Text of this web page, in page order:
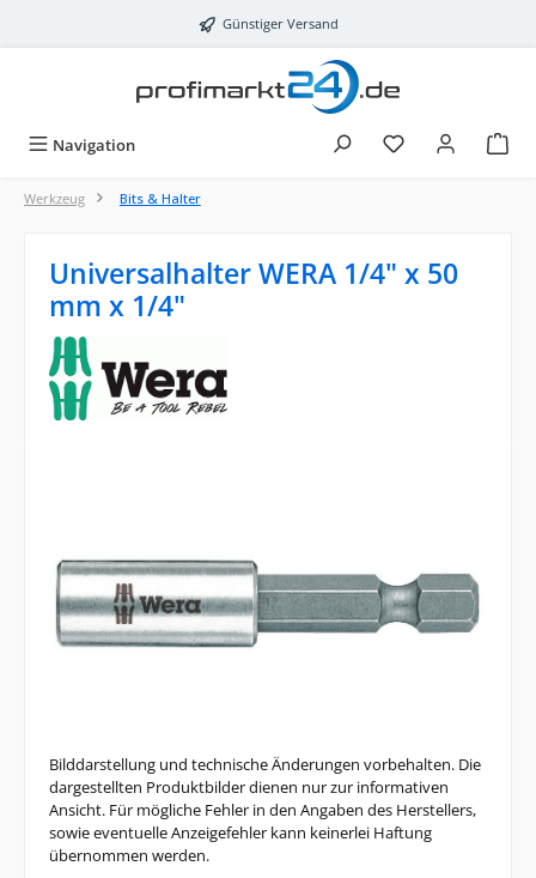
Günstiger Versand
Navigation
Werkzeug Bits & Halter
Universalhalter WERA 1/4" x 50
mm x 1/4"
Bilddarstellung und technische Änderungen vorbehalten. Die
dargestellten Produktbilder dienen nur zur informativen
Ansicht. Für mögliche Fehler in den Angaben des Herstellers,
sowie eventuelle Anzeigefehler kann keinerlei Haftung
übernommen werden.